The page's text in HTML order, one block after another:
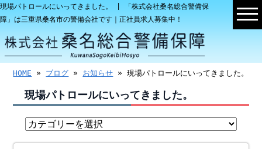
現場パトロールにいってきました。 | 「株式会社桑名総合警備保
障」は三重県桑名市の警備会社です｜正社員求人募集中！
HOME » ブログ » お知らせ » 現場パトロールにいってきました。
現場パトロールにいってきました。